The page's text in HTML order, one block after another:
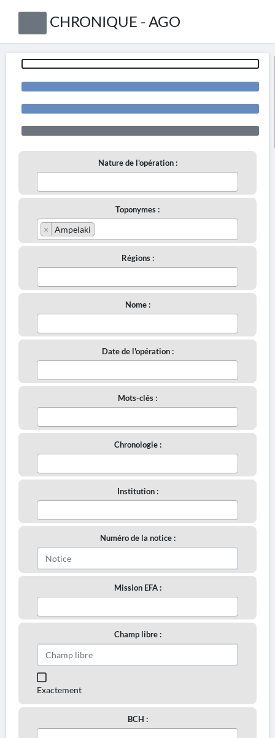
CHRONIQUE - AGO
Nature de l'opération :
Toponymes :
× Ampelaki
Régions :
Nome :
Date de l'opération :
Mots-clés :
Chronologie :
Institution :
Numéro de la notice :
Mission EFA :
Champ libre :
Exactement
BCH :